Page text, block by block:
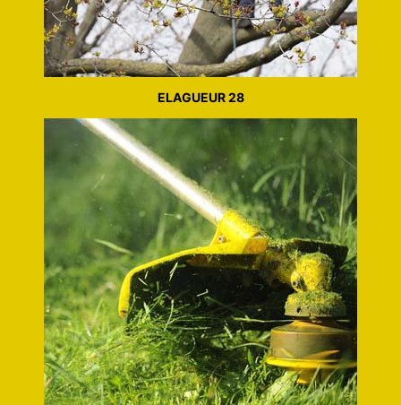
ELAGUEUR 28